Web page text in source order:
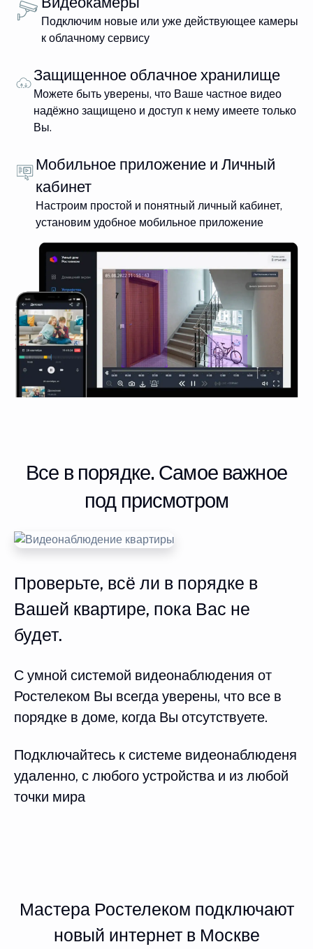
Подключим новые или уже действующее камеры
к облачному сервису
Защищенное облачное хранилище
Можете быть уверены, что Ваше частное видео
надёжно защищено и доступ к нему имеете только
Вы.
Мобильное приложение и Личный
кабинет
Настроим простой и понятный личный кабинет,
установим удобное мобильное приложение
Все в порядке. Самое важное
под присмотром
Проверьте, всё ли в порядке в
Вашей квартире, пока Вас не
будет.
С умной системой видеонаблюдения от
Ростелеком Вы всегда уверены, что все в
порядке в доме, когда Вы отсутствуете.
Подключайтесь к системе видеонаблюденя
удаленно, с любого устройства и из любой
точки мира
Мастера Ростелеком подключают
новый интернет в Москве